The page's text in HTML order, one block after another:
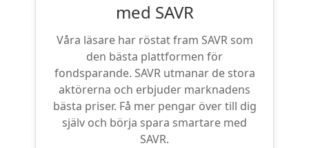
med SAVR
Våra läsare har röstat fram SAVR som
den bästa plattformen för
fondsparande. SAVR utmanar de stora
aktörerna och erbjuder marknadens
bästa priser. Få mer pengar över till dig
själv och börja spara smartare med
SAVR.